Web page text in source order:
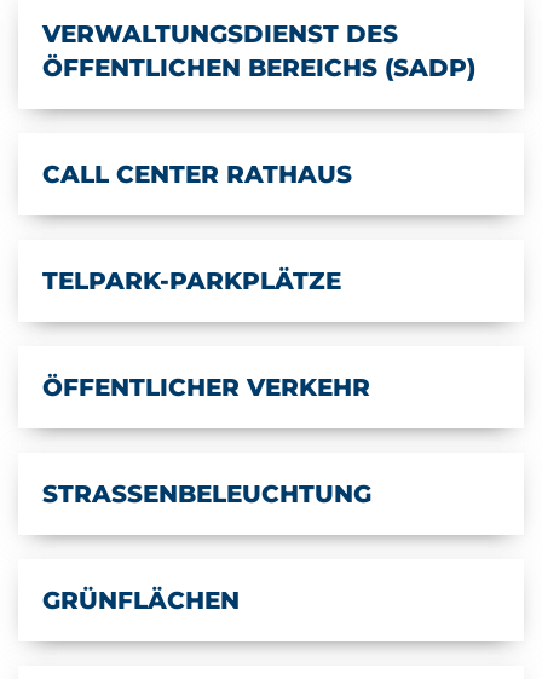
VERWALTUNGSDIENST DES
ÖFFENTLICHEN BEREICHS (SADP)
CALL CENTER RATHAUS
TELPARK-PARKPLÄTZE
ÖFFENTLICHER VERKEHR
STRASSENBELEUCHTUNG
GRÜNFLÄCHEN